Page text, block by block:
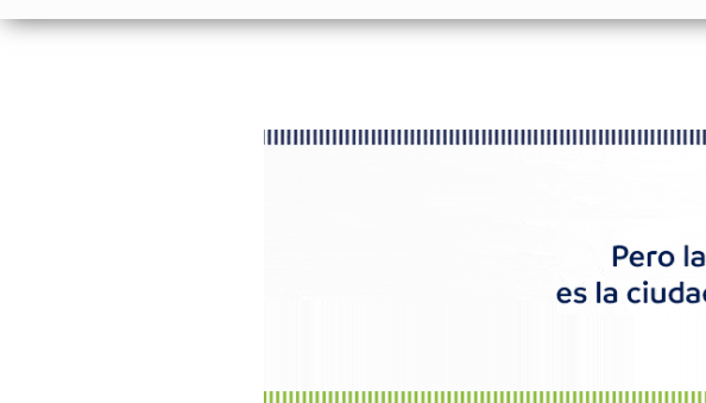
Estoy de acuerdo con las condiciones y políticas de